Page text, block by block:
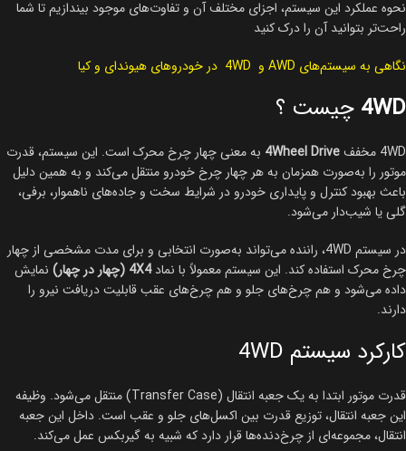
نحوه عملکرد این سیستم، اجزای مختلف آن و تفاوت‌های موجود بیندازیم تا شما
راحت‌تر بتوانید آن را درک کنید
نگاهی به سیستم‌های AWD و 4WD در خودروهای هیوندای و کیا
4WD چیست ؟
4WD مخفف 4Wheel Drive به معنی چهار چرخ محرک است. این سیستم، قدرت
موتور را به‌صورت همزمان به هر چهار چرخ خودرو منتقل می‌کند و به همین دلیل
باعث بهبود کنترل و پایداری خودرو در شرایط سخت و جاده‌های ناهموار، برفی،
گلی یا شیب‌دار می‌شود.
در سیستم 4WD، راننده می‌تواند به‌صورت انتخابی و برای مدت مشخصی از چهار
چرخ محرک استفاده کند. این سیستم معمولاً با نماد4X4 (چهار در چهار)
نمایش
داده می‌شود و هم چرخ‌های جلو و هم چرخ‌های عقب قابلیت دریافت نیرو را
دارند.
کارکرد سیستم 4WD
قدرت موتور ابتدا به یک جعبه انتقال (Transfer Case) منتقل می‌شود. وظیفه
این جعبه انتقال، توزیع قدرت بین اکسل‌های جلو و عقب است. داخل این جعبه
انتقال، مجموعه‌ای از چرخ‌دنده‌ها قرار دارد که شبیه به گیربکس عمل می‌کند.